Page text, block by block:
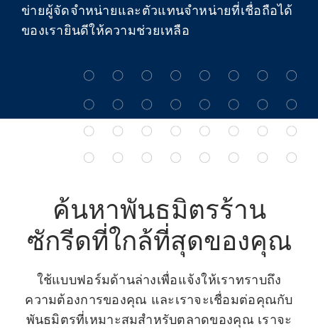
ข่ายผู้จัดจำหน่ายและตัวแทนจำหน่ายที่เชื่อถือได้
ของเรายินดีให้ความช่วยเหลือ
ค้นหาพันธมิตรร้าน
ซักรีดที่ใกล้ที่สุดของคุณ
ใช้แบบฟอร์มด้านล่างเพื่อแจ้งให้เราทราบถึง
ความต้องการของคุณ และเราจะเชื่อมต่อคุณกับ
พันธมิตรที่เหมาะสมสำหรับตลาดของคุณ เราจะ